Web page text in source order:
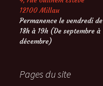
12100 Millau
Permanence le vendredi de
18h à 19h (De septembre à
décembre)
Pages du site